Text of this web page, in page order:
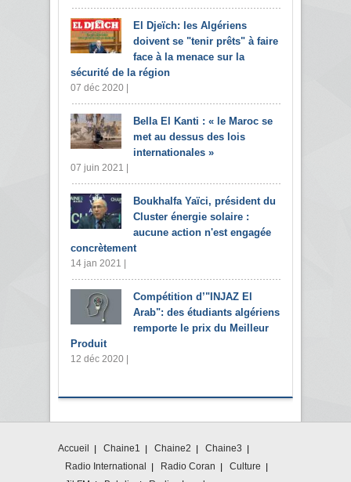
El Djeïch: les Algériens
doivent se "tenir prêts" à faire
face à la menace sur la
sécurité de la région
07 déc 2020 |
Bella El Kanti : « le Maroc se
met au dessus des lois
internationales »
07 juin 2021 |
Boukhalfa Yaïci, président du
Cluster énergie solaire :
aucune action n'est engagée
concrètement
14 jan 2021 |
Compétition d’"INJAZ El
Arab": des étudiants algériens
remporte le prix du Meilleur
Produit
12 déc 2020 |
Accueil Chaine1 Chaine2
Chaine3
Radio International
Radio Coran
Culture